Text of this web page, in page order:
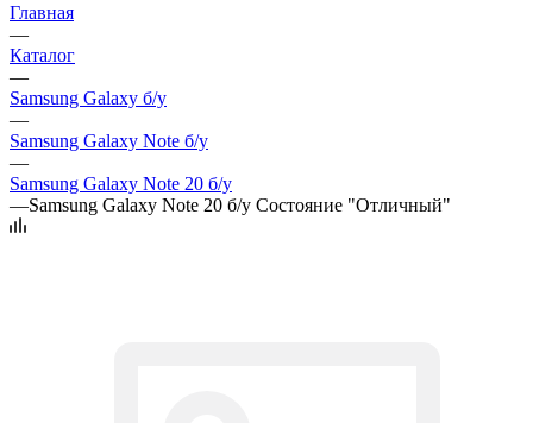
Главная
—
Каталог
—
Samsung Galaxy б/у
—
Samsung Galaxy Note б/у
—
Samsung Galaxy Note 20 б/у
—Samsung Galaxy Note 20 б/у Состояние "Отличный"